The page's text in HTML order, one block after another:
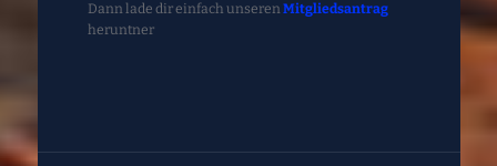
Dann lade dir einfach unserenMitgliedsantrag
heruntner